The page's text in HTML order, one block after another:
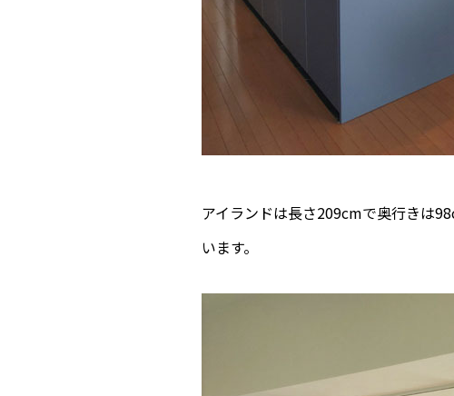
アイランドは長さ209cmで奥行きは
います。